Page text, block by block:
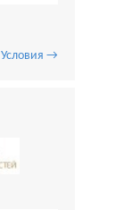
Условия →